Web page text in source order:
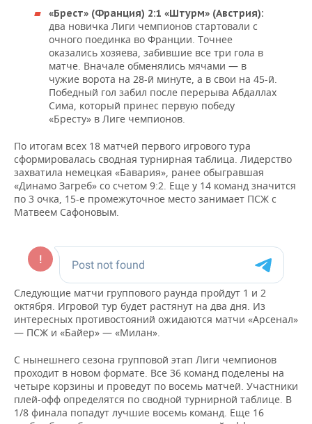
«Брест» (Франция) 2:1 «Штурм» (Австрия):
два новичка Лиги чемпионов стартовали с
очного поединка во Франции. Точнее
оказались хозяева, забившие все три гола в
матче. Вначале обменялись мячами — в
чужие ворота на 28-й минуте, а в свои на 45-й.
Победный гол забил после перерыва Абдаллах
Сима, который принес первую победу
«Бресту» в Лиге чемпионов.
По итогам всех 18 матчей первого игрового тура
сформировалась сводная турнирная таблица. Лидерство
захватила немецкая «Бавария», ранее обыгравшая
«Динамо Загреб» со счетом 9:2. Еще у 14 команд значится
по 3 очка, 15-е промежуточное место занимает ПСЖ с
Матвеем Сафоновым.
Следующие матчи группового раунда пройдут 1 и 2
октября. Игровой тур будет растянут на два дня. Из
интересных противостояний ожидаются матчи «Арсенал»
— ПСЖ и «Байер» — «Милан».
С нынешнего сезона групповой этап Лиги чемпионов
проходит в новом формате. Все 36 команд поделены на
четыре корзины и проведут по восемь матчей. Участники
плей-офф определятся по сводной турнирной таблице. В
1/8 финала попадут лучшие восемь команд. Еще 16